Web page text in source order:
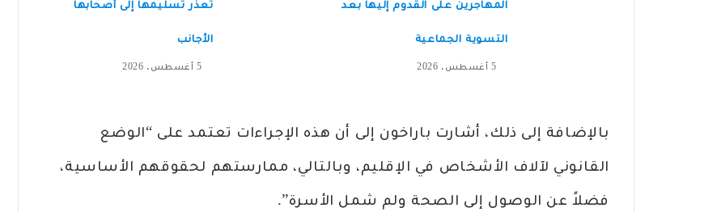
المهاجرين على القدوم إليها بعد
التسوية الجماعية
5 أغسطس، 2026
تعذر تسليمها إلى أصحابها
الأجانب
5 أغسطس، 2026
بالإضافة إلى ذلك، أشارت باراخون إلى أن هذه الإجراءات تعتمد على “الوضع
القانوني لآلاف الأشخاص في الإقليم، وبالتالي، ممارستهم لحقوقهم الأساسية،
فضلاً عن الوصول إلى الصحة ولم شمل الأسرة”.